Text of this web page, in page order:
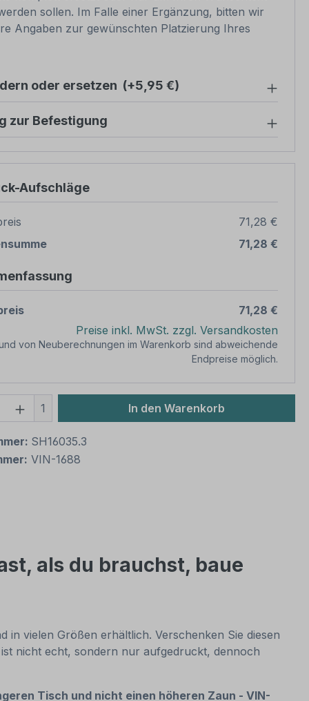
sollen. Im Falle einer Ergänzung, bitten wir
Angaben zur gewünschten Platzierung Ihres
oder ersetzen (+5,95 €)
zur Befestigung
Aufschläge
71,28 €
71,28 €
71,28 €
Preise inkl. MwSt. zzgl. Versandkosten
von Neuberechnungen im Warenkorb sind abweichende
Endpreise möglich.
Anzahl: Gib den gewünschten Wert
1 In den Warenkorb
SH16035.3
VIN-1688
als du brauchst, baue
vielen Größen erhältlich. Verschenken Sie diesen
nicht echt, sondern nur aufgedruckt, dennoch
Tisch und nicht einen höheren Zaun - VIN-